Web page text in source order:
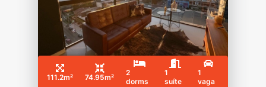
111.2m² 74.95m²
2
dorms
1
suíte
1
vaga